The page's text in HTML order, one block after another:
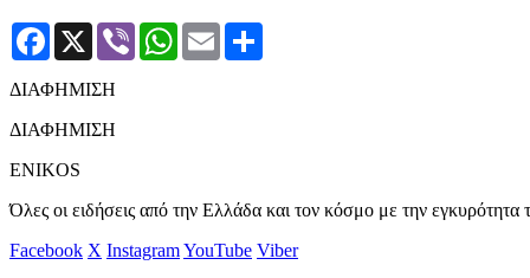
Facebook
X Viber WhatsApp
Email
ΔΙΑΦΗΜΙΣΗ
ΔΙΑΦΗΜΙΣΗ
ENIKOS
Όλες οι ειδήσεις από την Ελλάδα και τον κόσμο με την εγκυρότητα
Facebook X InstagramYouTube Viber